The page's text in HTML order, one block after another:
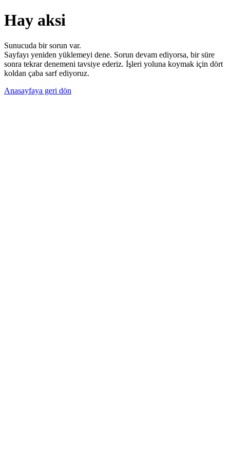
Hay aksi
Sunucuda bir sorun var.
Sayfayı yeniden yüklemeyi dene. Sorun devam ediyorsa, bir süre
sonra tekrar denemeni tavsiye ederiz. İşleri yoluna koymak için dört
koldan çaba sarf ediyoruz.
Anasayfaya geri dön